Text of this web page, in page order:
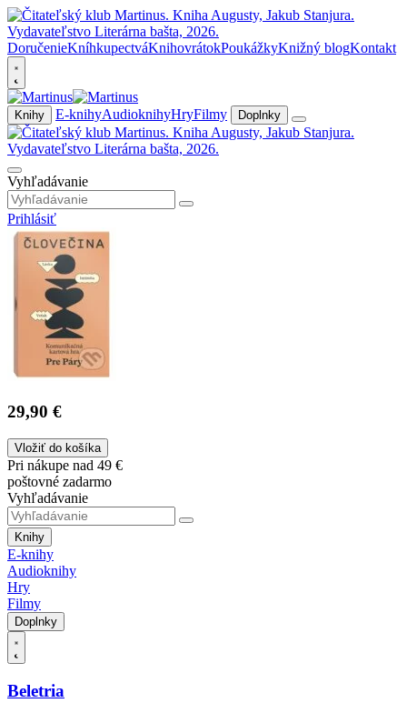
DoručenieKníhkupectváKnihovrátokPoukážkyKnižný blogKontakt
Knihy E-knihyAudioknihyHryFilmy Doplnky
Vyhľadávanie
Prihlásiť
29,90 €
Vložiť do košíka
Pri nákupe nad 49 €
poštovné zadarmo
Vyhľadávanie
Knihy
E-knihy
Audioknihy
Hry
Filmy
Doplnky
Beletria